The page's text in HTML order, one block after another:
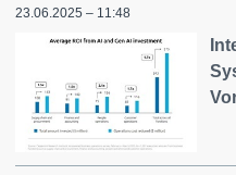
23.06.2025 – 11:48